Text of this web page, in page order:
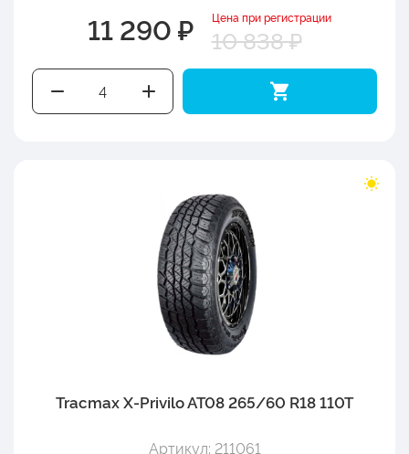
11 290 ₽ Цена при регистрации
10 838 ₽
Tracmax X-Privilo AT08 265/60 R18 110T
Артикул: 211061